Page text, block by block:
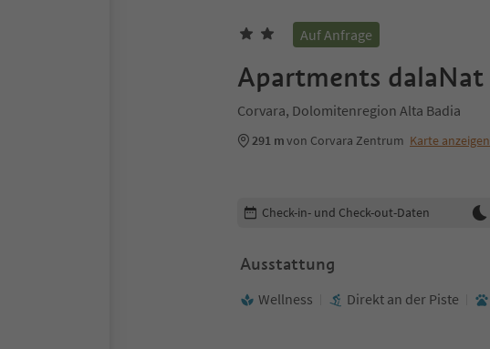
Auf Anfrage
Apartments dalaNat
Corvara, Dolomitenregion Alta Badia
291 mvon Corvara Zentrum Karte anzeigen
Buchungsdetails bearbeiten
Check-in- und Check-out-Daten
Ausstattung
Wellness Direkt an der Piste